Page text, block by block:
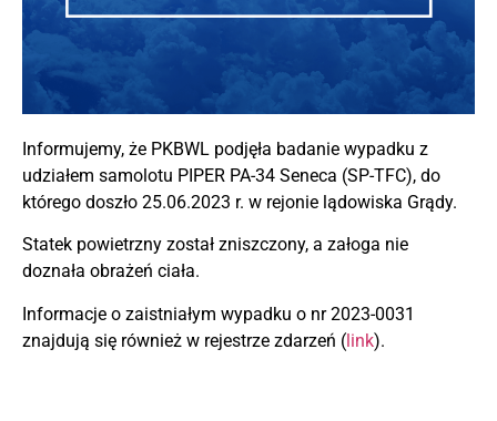
Informujemy, że PKBWL podjęła badanie wypadku z
udziałem samolotu PIPER PA-34 Seneca (SP-TFC), do
którego doszło 25.06.2023 r. w rejonie lądowiska Grądy.
Statek powietrzny został zniszczony, a załoga nie
doznała obrażeń ciała.
Informacje o zaistniałym wypadku o nr 2023-0031
znajdują się również w rejestrze zdarzeń (link).